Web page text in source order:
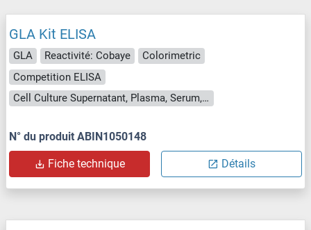
GLA Kit ELISA
GLA Reactivité: Cobaye
Colorimetric
Competition ELISA
Cell Culture Supernatant, Plasma, Serum, Tissue Homogenate
N° du produit ABIN1050148
Fiche technique Détails